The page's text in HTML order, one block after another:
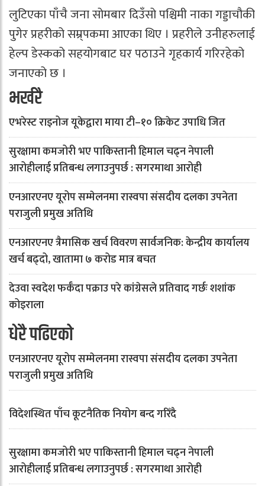
लुटिएका पाँचै जना सोमबार दिउँसो पश्चिमी नाका गड्डाचौकी
पुगेर प्रहरीको सम्र्पकमा आएका थिए । प्रहरीले उनीहरुलाई
हेल्प डेस्कको सहयोगबाट घर पठाउने गृहकार्य गरिरहेको
जनाएको छ ।
भर्खरै
एभरेस्ट राइनोज यूकेद्वारा माया टी–१० क्रिकेट उपाधि जित
सुरक्षामा कमजोरी भए पाकिस्तानी हिमाल चढ्न नेपाली
आरोहीलाई प्रतिबन्ध लगाउनुपर्छ : सगरमाथा आरोही
एनआरएनए यूरोप सम्मेलनमा रास्वपा संसदीय दलका उपनेता
पराजुली प्रमुख अतिथि
एनआरएनए त्रैमासिक खर्च विवरण सार्वजनिक: केन्द्रीय कार्यालय
खर्च बढ्दो, खातामा ७ करोड मात्र बचत
देउवा स्वदेश फर्कँदा पक्राउ परे कांग्रेसले प्रतिवाद गर्छः शशांक
कोइराला
धेरै पढिएको
एनआरएनए यूरोप सम्मेलनमा रास्वपा संसदीय दलका उपनेता
पराजुली प्रमुख अतिथि
विदेशस्थित पाँच कूटनैतिक नियोग बन्द गरिँदै
सुरक्षामा कमजोरी भए पाकिस्तानी हिमाल चढ्न नेपाली
आरोहीलाई प्रतिबन्ध लगाउनुपर्छ : सगरमाथा आरोही